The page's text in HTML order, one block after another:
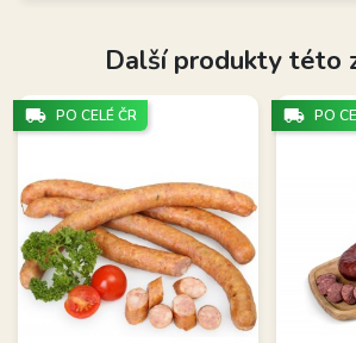
Další produkty této
local_shipping PO CELÉ ČR local_shipping PO